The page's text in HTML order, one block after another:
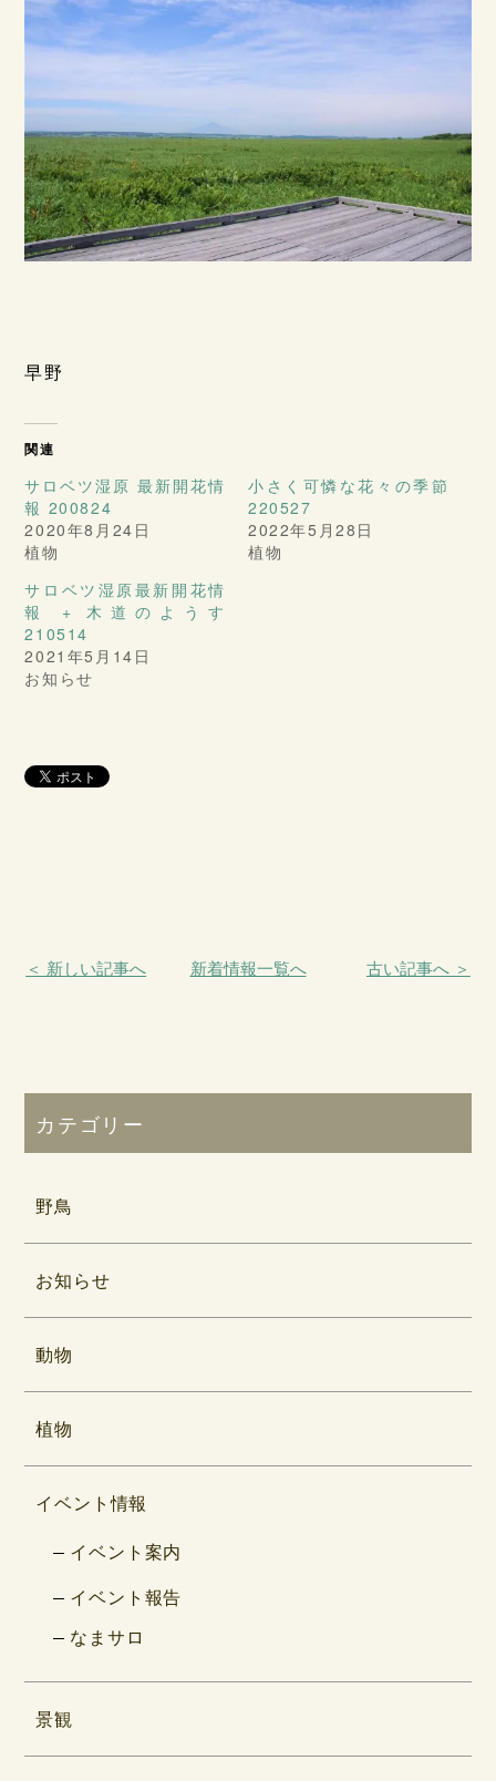
早野
関連
サロベツ湿原 最新開花情
報 200824
2020年8月24日
植物
小さく可憐な花々の季節
220527
2022年5月28日
植物
サロベツ湿原最新開花情
報 + 木道のようす
210514
2021年5月14日
お知らせ
＜ 新しい記事へ 新着情報一覧へ 古い記事へ ＞
カテゴリー
野鳥
お知らせ
動物
植物
イベント情報
イベント案内
イベント報告
なまサロ
景観